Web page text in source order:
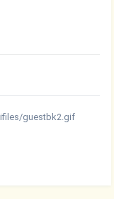
guestbk2.gif